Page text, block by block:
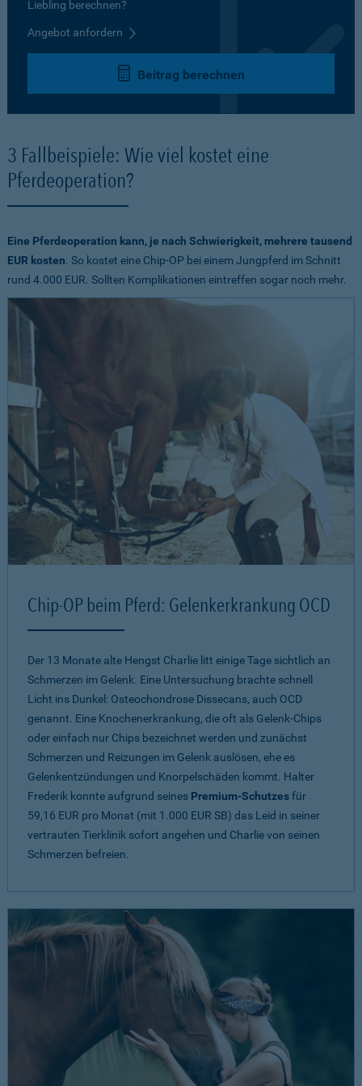
Liebling berechnen?
Angebot anfordern
Beitrag berechnen
3 Fallbeispiele: Wie viel kostet eine
Pferdeoperation?
Eine Pferdeoperation kann, je nach Schwierigkeit, mehrere tausend
EUR kosten. So kostet eine Chip-OP bei einem Jungpferd im Schnitt
rund 4.000 EUR. Sollten Komplikationen eintreffen sogar noch mehr.
Chip-OP beim Pferd: Gelenkerkrankung OCD
Der 13 Monate alte Hengst Charlie litt einige Tage sichtlich an
Schmerzen im Gelenk. Eine Untersuchung brachte schnell
Licht ins Dunkel: Osteochondrose Dissecans, auch OCD
genannt. Eine Knochenerkrankung, die oft als Gelenk-Chips
oder einfach nur Chips bezeichnet werden und zunächst
Schmerzen und Reizungen im Gelenk auslösen, ehe es
Gelenkentzündungen und Knorpelschäden kommt. Halter
Frederik konnte aufgrund seines Premium-Schutzesfür
59,16 EUR pro Monat (mit 1.000 EUR SB) das Leid in seiner
vertrauten Tierklinik sofort angehen und Charlie von seinen
Schmerzen befreien.